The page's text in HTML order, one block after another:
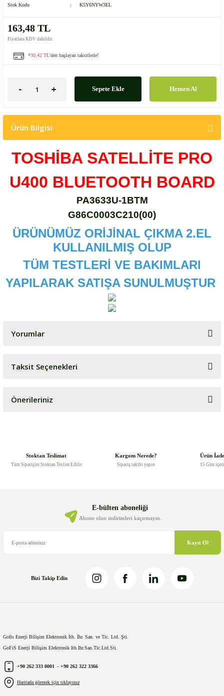
Stok Kodu K5Y6NYW3EL
163,48 TL
Fiyatlara KDV dahildir.
*30,42 TL'den başlayan taksitlerle!
Sepete Ekle Hemen Al
Ürün Bilgisi
TOSHİBA SATELLİTE PRO
U400 BLUETOOTH BOARD
PA3633U-1BTM
G86C0003C210(00)
ÜRÜNÜMÜZ ORİJİNAL ÇIKMA 2.EL
KULLANILMIŞ OLUP
TÜM TESTLERİ VE BAKIMLARI
YAPILARAK SATIŞA SUNULMUŞTUR
Yorumlar
Bu ürüne ilk yorumu siz yapın!
Taksit Seçenekleri
Önerileriniz
Ürün bilgilerinde hatalar bulunuyor.
Ürün fiyatı diğer sitelerden daha pahalı.
Stoktan Teslimat
Tüm Siparişler Stoktan Teslim Edilir
Kargom Nerede?
Sipariş takibi yapın
Ürün
15 Gün
E-bülten aboneliği
Abone olun indirimleri kaçırmayın.
Kayıt Ol
Bizi Takip Edin
Gofis Enerji Bilişim Elektronik İth. İhr. San. ve Tic. Ltd. Şti.
GoFiS Enerji Bilişim Elektronik Ith.Ihr.San.Tic.Ltd.Sti.
+90 262 333 0001 - +90 262 322 3366
Haritada görmek için tıklayınız